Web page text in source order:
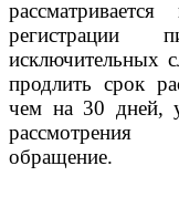
регистрации
исключительных
продлить срок
чем на 30 дней,
рассмотрения
обращение.